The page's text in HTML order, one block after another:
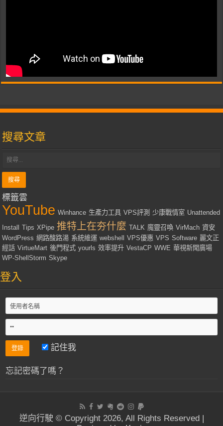
搜尋文章
標籤雲
YouTube Winhance 生產力工具 VPS評測 少康戰情室 Unattended
Install
Tips XPipe 推特上在夯什麼 TALK 魔靈召喚 VirMach 資安
WordPress 網路酸路湯 系統維運 webshell VPS優惠 VPS Software 麗文正
經話 VirtueMart 後門程式 yourls 效率提升 VestaCP WWE 華視新聞廣場
WP-ShellStorm Skype
登入
記住我
忘記密碼了嗎？
逆向行駛 © Copyright 2026, All Rights Reserved |